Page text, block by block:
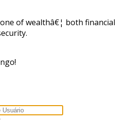
of wealthâ€¦ both financial